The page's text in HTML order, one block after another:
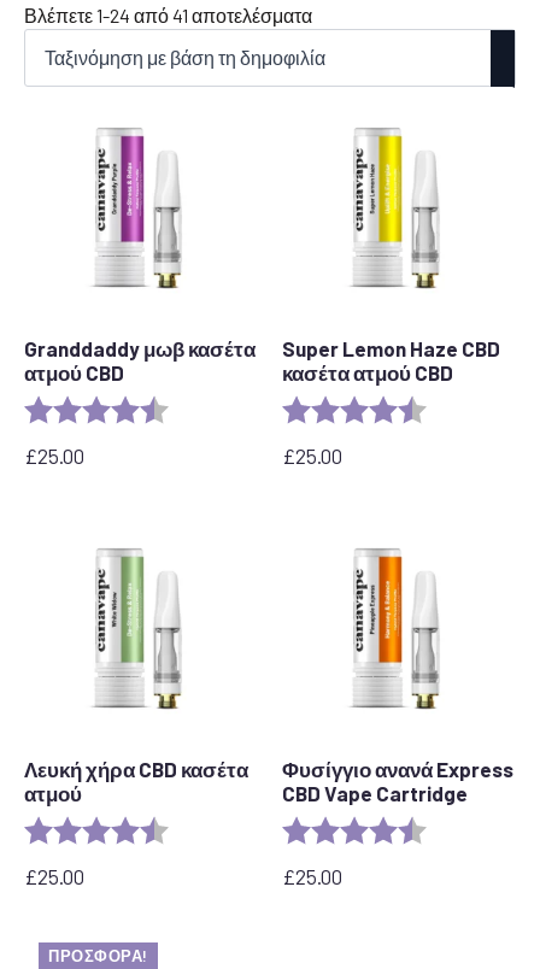
Βλέπετε 1-24 από 41 αποτελέσματαΤαξινόμηση
δημοτικότητα
Granddaddy μωβ κασέτα
ατμού CBD
Αξιολόγηση: 4,5 από 5 αστέρια
£25.00
Super Lemon Haze CBD
κασέτα ατμού CBD
Αξιολόγηση:
£25.00
Λευκή χήρα CBD κασέτα
ατμού
Αξιολόγηση: 4,6 από 5 αστέρια
£25.00
Φυσίγγιο ανανά Express
CBD Vape Cartridge
Αξιολόγηση:
£25.00
ΠΡΟΣΦΟΡΆ!